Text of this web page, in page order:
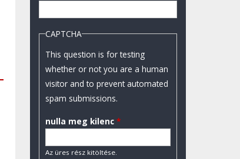
CAPTCHA
This question is for testing
whether or not you are a human
visitor and to prevent automated
spam submissions.
nulla meg kilenc *
Az üres rész kitöltése.